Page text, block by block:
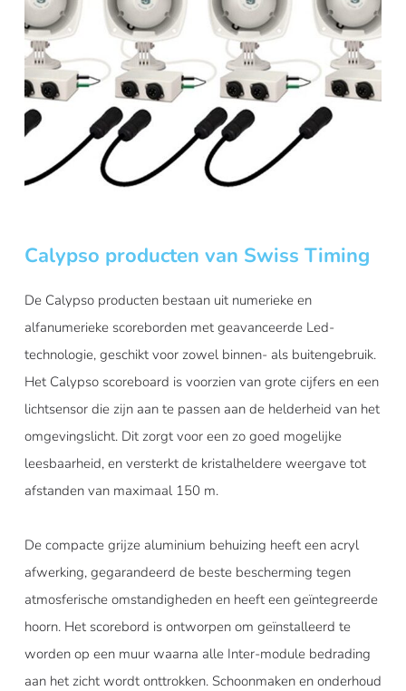
Calypso producten van Swiss Timing
De Calypso producten bestaan uit numerieke en
alfanumerieke scoreborden met geavanceerde Led-
technologie, geschikt voor zowel binnen- als buitengebruik.
Het Calypso scoreboard is voorzien van grote cijfers en een
lichtsensor die zijn aan te passen aan de helderheid van het
omgevingslicht. Dit zorgt voor een zo goed mogelijke
leesbaarheid, en versterkt de kristalheldere weergave tot
afstanden van maximaal 150 m.
De compacte grijze aluminium behuizing heeft een acryl
afwerking, gegarandeerd de beste bescherming tegen
atmosferische omstandigheden en heeft een geïntegreerde
hoorn. Het scorebord is ontworpen om geïnstalleerd te
worden op een muur waarna alle Inter-module bedrading
aan het zicht wordt onttrokken. Schoonmaken en onderhoud